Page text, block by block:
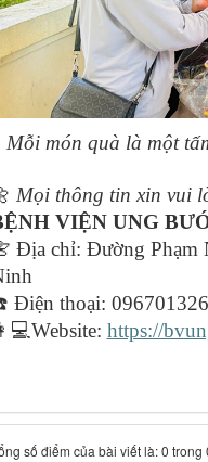
Mỗi món quà là một
Mọi thông tin xin vui
VIỆN UNG
Địa chỉ: Đường Phạm
Điện thoại:
Website: https://
số điểm của bài viết là: 0 trong